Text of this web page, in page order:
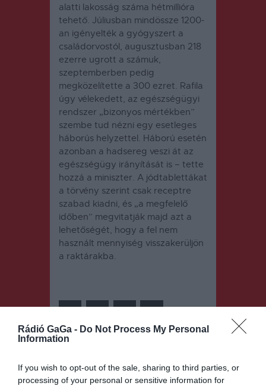
Rádió GaGa - Do Not Process My Personal
Information
If you wish to opt-out of the sale, sharing to third parties, or
processing of your personal or sensitive information for
alatti lakosság száma hétmillióra
tehető. Júliusban mindössze 1200-
an igényelték a gyógyszert a
családorvostól, augusztusban 218
ezerre ugrott a számuk,
szeptemberben pedig
megközelítette a 300 ezret. Rafila
úgy vélekedett, az egészségügyi
rendszer „bizonyos mértékben”
szembe tud nézni egy esetleges
háborús helyzettel. Háború esetén
azonban a hadsereg veszi át az
egészségügy irányítását is – tette
hozzá a miniszter. A jódtablettákat
a törvény szerint csak receptre
szabad kiadni, és „a megfelelő
időben” megvitatják majd azt a
lehetőségét, hogy a fel nem
használt mennyiség visszakerüljön
a raktárakba.
Bejegyzés
navigáció
BEJEGYZÉS
Tavaly július
BEJEGYZÉS
Az